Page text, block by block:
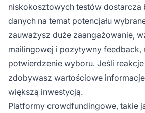
niskokosztowych testów dostarcza
danych na temat potencjału
zauważysz duże zaangażowanie,
mailingowej i pozytywny feedback,
potwierdzenie wyboru. Jeśli reakcje
zdobywasz wartościowe
większą inwestycją.
Platformy crowdfundingowe, takie